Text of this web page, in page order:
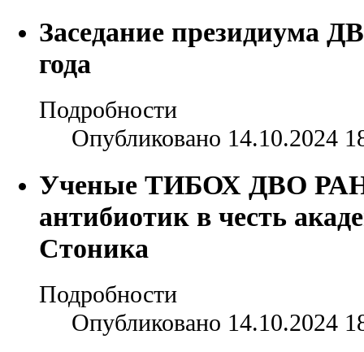
Заседание президиума
года
Подробности
Опубликовано 14.10.2024
Ученые ТИБОХ ДВО РАН
антибиотик в честь
Стоника
Подробности
Опубликовано 14.10.2024